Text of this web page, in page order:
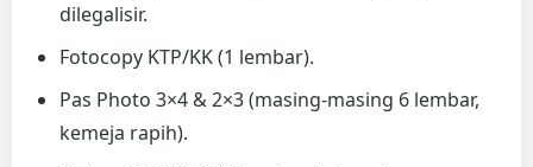
dilegalisir.
Fotocopy KTP/KK (1 lembar).
Pas Photo 3×4 & 2×3 (masing-masing 6 lembar,
kemeja rapih).